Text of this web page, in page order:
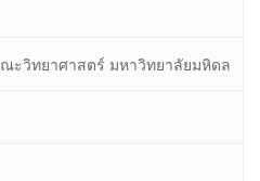
ะวิทยาศาสตร์ มหาวิทยาลัยมหิดล